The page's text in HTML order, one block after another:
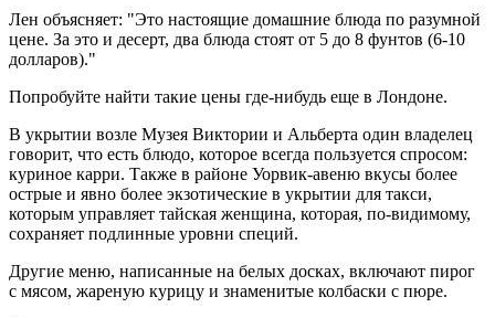
Лен объясняет: "Это настоящие домашние блюда по разумной
цене. За это и десерт, два блюда стоят от 5 до 8 фунтов (6-10
долларов)."
Попробуйте найти такие цены где-нибудь еще в Лондоне.
В укрытии возле Музея Виктории и Альберта один владелец
говорит, что есть блюдо, которое всегда пользуется спросом:
куриное карри. Также в районе Уорвик-авеню вкусы более
острые и явно более экзотические в укрытии для такси,
которым управляет тайская женщина, которая, по-видимому,
сохраняет подлинные уровни специй.
Другие меню, написанные на белых досках, включают пирог
с мясом, жареную курицу и знаменитые колбаски с пюре.